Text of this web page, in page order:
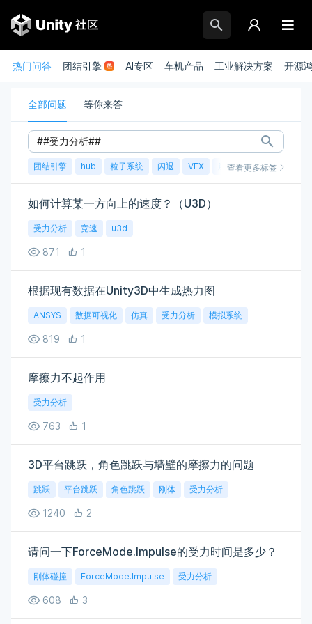
热门问答 团结引擎 AI专区 车机产品 工业解决方案 开源
全部问题 等你来答
团结引擎 hub 粒子系统 闪退 VFX 崩溃 账号 渲染
查看更多标签
如何计算某一方向上的速度？（U3D）
受力分析 竞速 u3d
871 1
根据现有数据在Unity3D中生成热力图
ANSYS 数据可视化 仿真 受力分析 模拟系统
819 1
摩擦力不起作用
受力分析
763 1
3D平台跳跃，角色跳跃与墙壁的摩擦力的问题
跳跃 平台跳跃 角色跳跃 刚体 受力分析
1240 2
请问一下ForceMode.Impulse的受力时间是多少？
刚体碰撞 ForceMode.Impulse 受力分析
608 3